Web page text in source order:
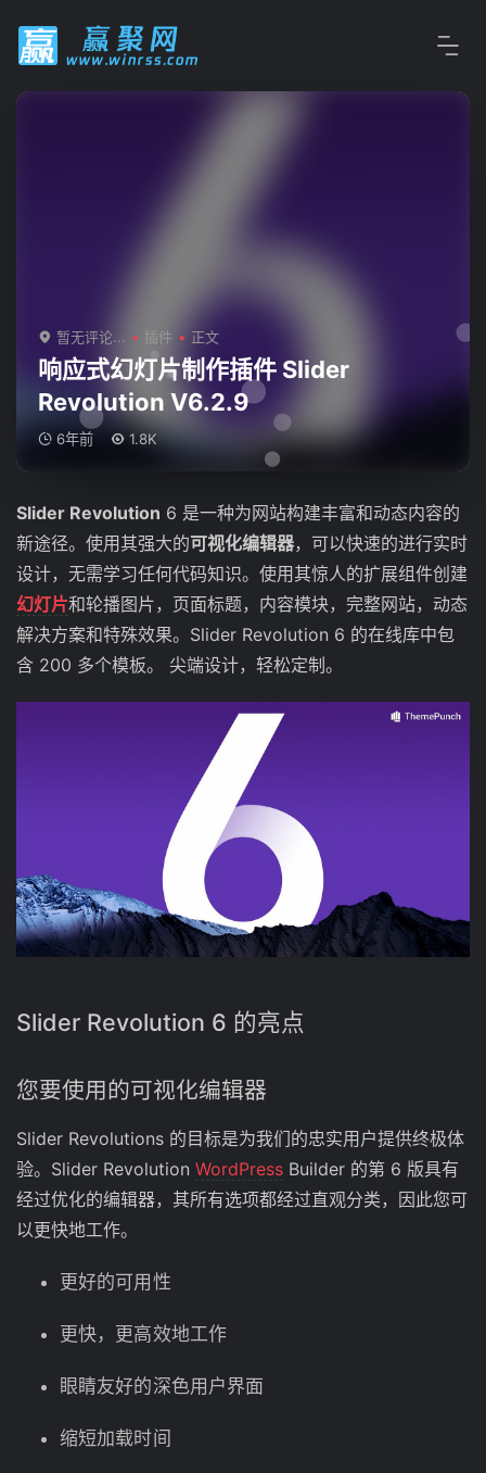
暂无评论... 插件 正文
响应式幻灯片制作插件 Slider
Revolution V6.2.9
6年前 1.8K
Slider Revolution 6 是一种为网站构建丰富和动态内容的
新途径。使用其强大的可视化编辑器，可以快速的进行实时
设计，无需学习任何代码知识。使用其惊人的扩展组件创建
幻灯片和轮播图片，页面标题，内容模块，完整网站，动态
解决方案和特殊效果。Slider Revolution 6 的在线库中包
含 200 多个模板。 尖端设计，轻松定制。
Slider Revolution 6 的亮点
您要使用的可视化编辑器
Slider Revolutions 的目标是为我们的忠实用户提供终极体
验。Slider Revolution WordPress Builder 的第 6 版具有
经过优化的编辑器，其所有选项都经过直观分类，因此您可
以更快地工作。
更好的可用性
更快，更高效地工作
眼睛友好的深色用户界面
缩短加载时间